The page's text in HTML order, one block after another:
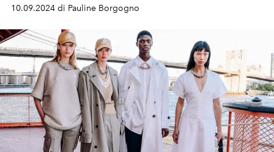
10.09.2024 di Pauline Borgogno